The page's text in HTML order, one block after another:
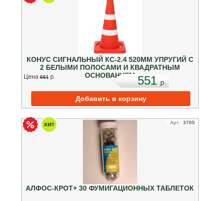
КОНУС СИГНАЛЬНЫЙ КС-2.4 520ММ УПРУГИЙ С
2 БЕЛЫМИ ПОЛОСАМИ И КВАДРАТНЫМ
ОСНОВАНИЕМ
Цена 661 p. 551p.
Арт.: 3705
АЛФОС-КРОТ+ 30 ФУМИГАЦИОННЫХ ТАБЛЕТОК